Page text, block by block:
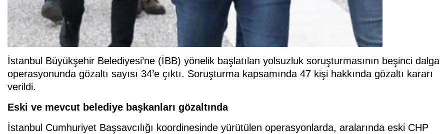
İstanbul Büyükşehir Belediyesi’ne (İBB) yönelik başlatılan yolsuzluk soruşturmasının beşinci dalga
operasyonunda gözaltı sayısı 34’e çıktı. Soruşturma kapsamında 47 kişi hakkında gözaltı kararı
verildi.
Eski ve mevcut belediye başkanları gözaltında
İstanbul Cumhuriyet Başsavcılığı koordinesinde yürütülen operasyonlarda, aralarında eski CHP